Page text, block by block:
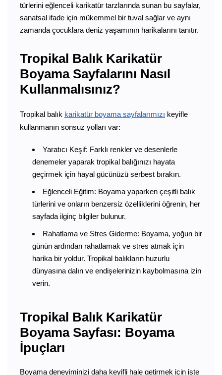
türlerini eğlenceli karikatür tarzlarında sunan bu sayfalar,
sanatsal ifade için mükemmel bir tuval sağlar ve aynı
zamanda çocuklara deniz yaşamının harikalarını tanıtır.
Tropikal Balık Karikatür
Boyama Sayfalarını Nasıl
Kullanmalısınız?
Tropikal balık karikatür boyama sayfalarımızı keyifle
kullanmanın sonsuz yolları var:
Yaratıcı Keşif: Farklı renkler ve desenlerle
denemeler yaparak tropikal balığınızı hayata
geçirmek için hayal gücünüzü serbest bırakın.
Eğlenceli Eğitim: Boyama yaparken çeşitli balık
türlerini ve onların benzersiz özelliklerini öğrenin, her
sayfada ilginç bilgiler bulunur.
Rahatlama ve Stres Giderme: Boyama, yoğun bir
günün ardından rahatlamak ve stres atmak için
harika bir yoldur. Tropikal balıkların huzurlu
dünyasına dalın ve endişelerinizin kaybolmasına izin
verin.
Tropikal Balık Karikatür
Boyama Sayfası: Boyama
İpuçları
Boyama deneyiminizi daha keyifli hale getirmek için işte